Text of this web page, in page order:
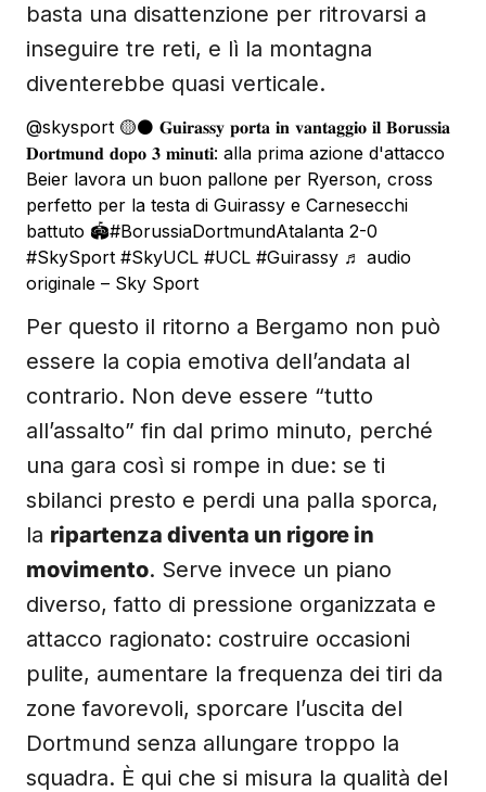
basta una disattenzione per ritrovarsi a
inseguire tre reti, e lì la montagna
diventerebbe quasi verticale.
@skysport 🟡⚫️ 𝐆𝐮𝐢𝐫𝐚𝐬𝐬𝐲 𝐩𝐨𝐫𝐭𝐚 𝐢𝐧 𝐯𝐚𝐧𝐭𝐚𝐠𝐠𝐢𝐨 𝐢𝐥 𝐁𝐨𝐫𝐮𝐬𝐬𝐢𝐚
𝐃𝐨𝐫𝐭𝐦𝐮𝐧𝐝 𝐝𝐨𝐩𝐨 𝟑 𝐦𝐢𝐧𝐮𝐭𝐢: alla prima azione d'attacco
Beier lavora un buon pallone per Ryerson, cross
perfetto per la testa di Guirassy e Carnesecchi
battuto 🏟️#BorussiaDortmundAtalanta 2-0
#SkySport #SkyUCL #UCL #Guirassy ♬ audio
originale – Sky Sport
Per questo il ritorno a Bergamo non può
essere la copia emotiva dell’andata al
contrario. Non deve essere “tutto
all’assalto” fin dal primo minuto, perché
una gara così si rompe in due: se ti
sbilanci presto e perdi una palla sporca,
la ripartenza diventa un rigore in
movimento. Serve invece un piano
diverso, fatto di pressione organizzata e
attacco ragionato: costruire occasioni
pulite, aumentare la frequenza dei tiri da
zone favorevoli, sporcare l’uscita del
Dortmund senza allungare troppo la
squadra. È qui che si misura la qualità del